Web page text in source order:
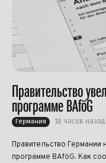
Правительство
программе BAföG
Германия 18 часов назад
Правительство
программе BAföG. Как